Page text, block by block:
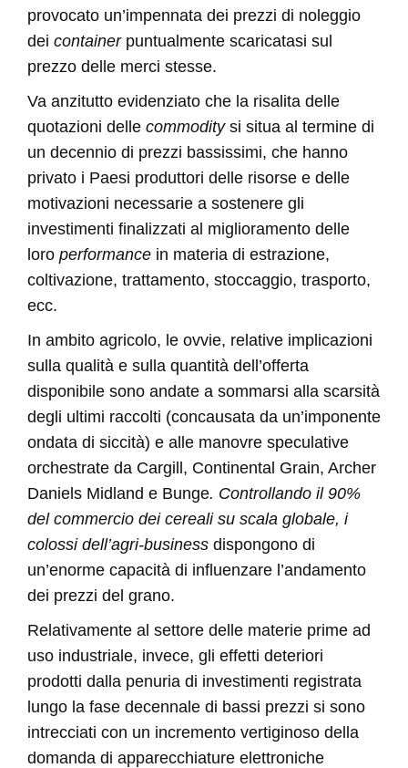
provocato un’impennata dei prezzi di noleggio
dei containerpuntualmente scaricatasi sul
prezzo delle merci stesse.
Va anzitutto evidenziato che la risalita delle
quotazioni delle commoditysi situa al termine di
un decennio di prezzi bassissimi, che hanno
privato i Paesi produttori delle risorse e delle
motivazioni necessarie a sostenere gli
investimenti finalizzati al miglioramento delle
loro performance in materia di estrazione,
coltivazione, trattamento, stoccaggio, trasporto,
ecc.
In ambito agricolo, le ovvie, relative implicazioni
sulla qualità e sulla quantità dell’offerta
disponibile sono andate a sommarsi alla scarsità
degli ultimi raccolti (concausata da un’imponente
ondata di siccità) e alle manovre speculative
orchestrate da Cargill, Continental Grain, Archer
Daniels Midland e Bunge. Controllando il 90%
del commercio dei cereali su scala globale, i
colossi dell’agri-business dispongono di
un’enorme capacità di influenzare l’andamento
dei prezzi del grano.
Relativamente al settore delle materie prime ad
uso industriale, invece, gli effetti deteriori
prodotti dalla penuria di investimenti registrata
lungo la fase decennale di bassi prezzi si sono
intrecciati con un incremento vertiginoso della
domanda di apparecchiature elettroniche